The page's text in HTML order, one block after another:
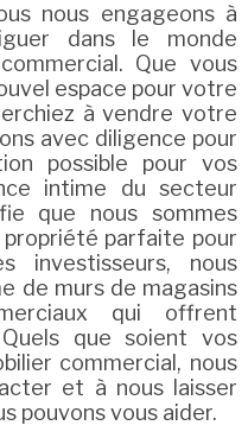
nous engageons à
dans le monde
Que vous
espace pour votre
à vendre votre
avec diligence pour
possible pour vos
intime du secteur
que nous sommes
parfaite pour
investisseurs, nous
de murs de magasins
qui offrent
que soient vos
commercial, nous
et à nous laisser
pouvons vous aider.